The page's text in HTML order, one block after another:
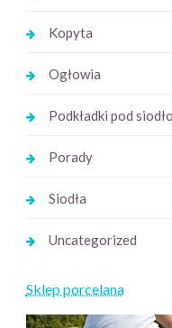
Kopyta
Ogłowia
Podkładki pod siodło
Porady
Siodła
Uncategorized
Sklep porcelana